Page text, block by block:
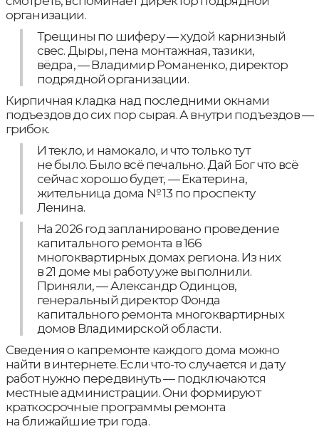
организации.
Трещины по шиферу — худой карнизный
свес. Дыры, пена монтажная, тазики,
вёдра, — Владимир Романенко, директор
подрядной организации.
Кирпичная кладка над последними окнами
подъездов до сих пор сырая. А внутри подъездов —
грибок.
И текло, и намокало, и что только тут
не было. Было всё печально. Дай Бог что всё
сейчас хорошо будет, — Екатерина,
жительница дома № 13 по проспекту
Ленина.
На 2026 год запланировано проведение
капитального ремонта в 166
многоквартирных домах региона. Из них
в 21 доме мы работу уже выполнили.
Приняли, — Александр Одинцов,
генеральный директор Фонда
капитального ремонта многоквартирных
домов Владимирской области.
Сведения о капремонте каждого дома можно
найти в интернете. Если что-то случается и дату
работ нужно передвинуть — подключаются
местные администрации. Они формируют
краткосрочные программы ремонта
на ближайшие три года.